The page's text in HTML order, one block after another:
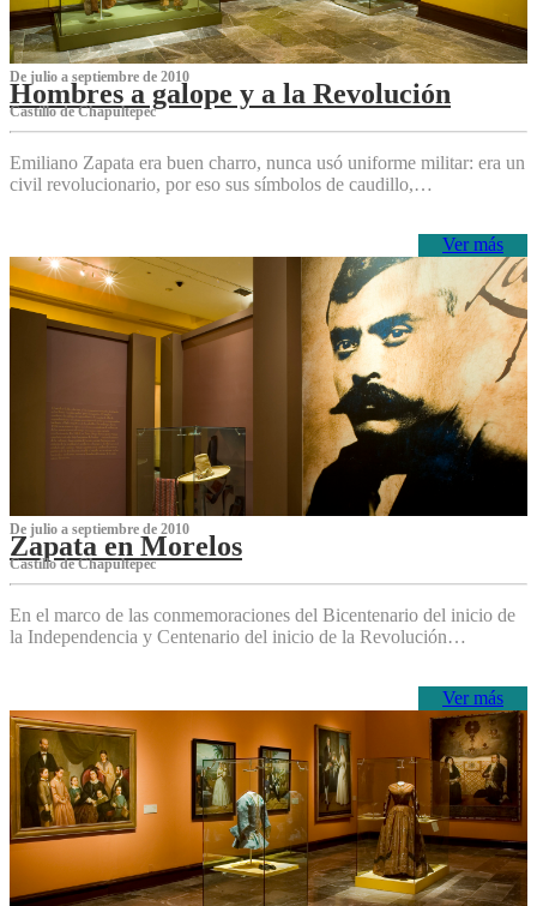
De julio a septiembre de 2010
Hombres a galope y a la Revolución
Castillo de Chapultepec
Emiliano Zapata era buen charro, nunca usó uniforme militar: era un
civil revolucionario, por eso sus símbolos de caudillo,…
Ver más
De julio a septiembre de 2010
Zapata en Morelos
Castillo de Chapultepec
En el marco de las conmemoraciones del Bicentenario del inicio de
la Independencia y Centenario del inicio de la Revolución…
Ver más